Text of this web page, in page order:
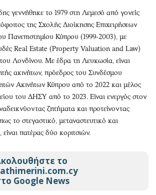
γεννήθηκε το 1979 στη Λεμεσό από γονείς
της Σχολής Διοίκησης Επιχειρήσεων
Πανεπιστημίου Κύπρου (1999-2003), με
Real Estate (Property Valuation and Law)
Λονδίνου. Με έδρα τη Λευκωσία, είναι
ακινήτων, πρόεδρος του Συνδέσμου
Ακινήτων Κύπρου από το 2022 και μέλος
του ΔΗΣΥ από το 2023. Είναι ενεργός στον
ζητήματα και προτείνοντας
το στεγαστικό, μεταναστευτικό και
πατέρας δύο κοριτσιών.
το
Google News